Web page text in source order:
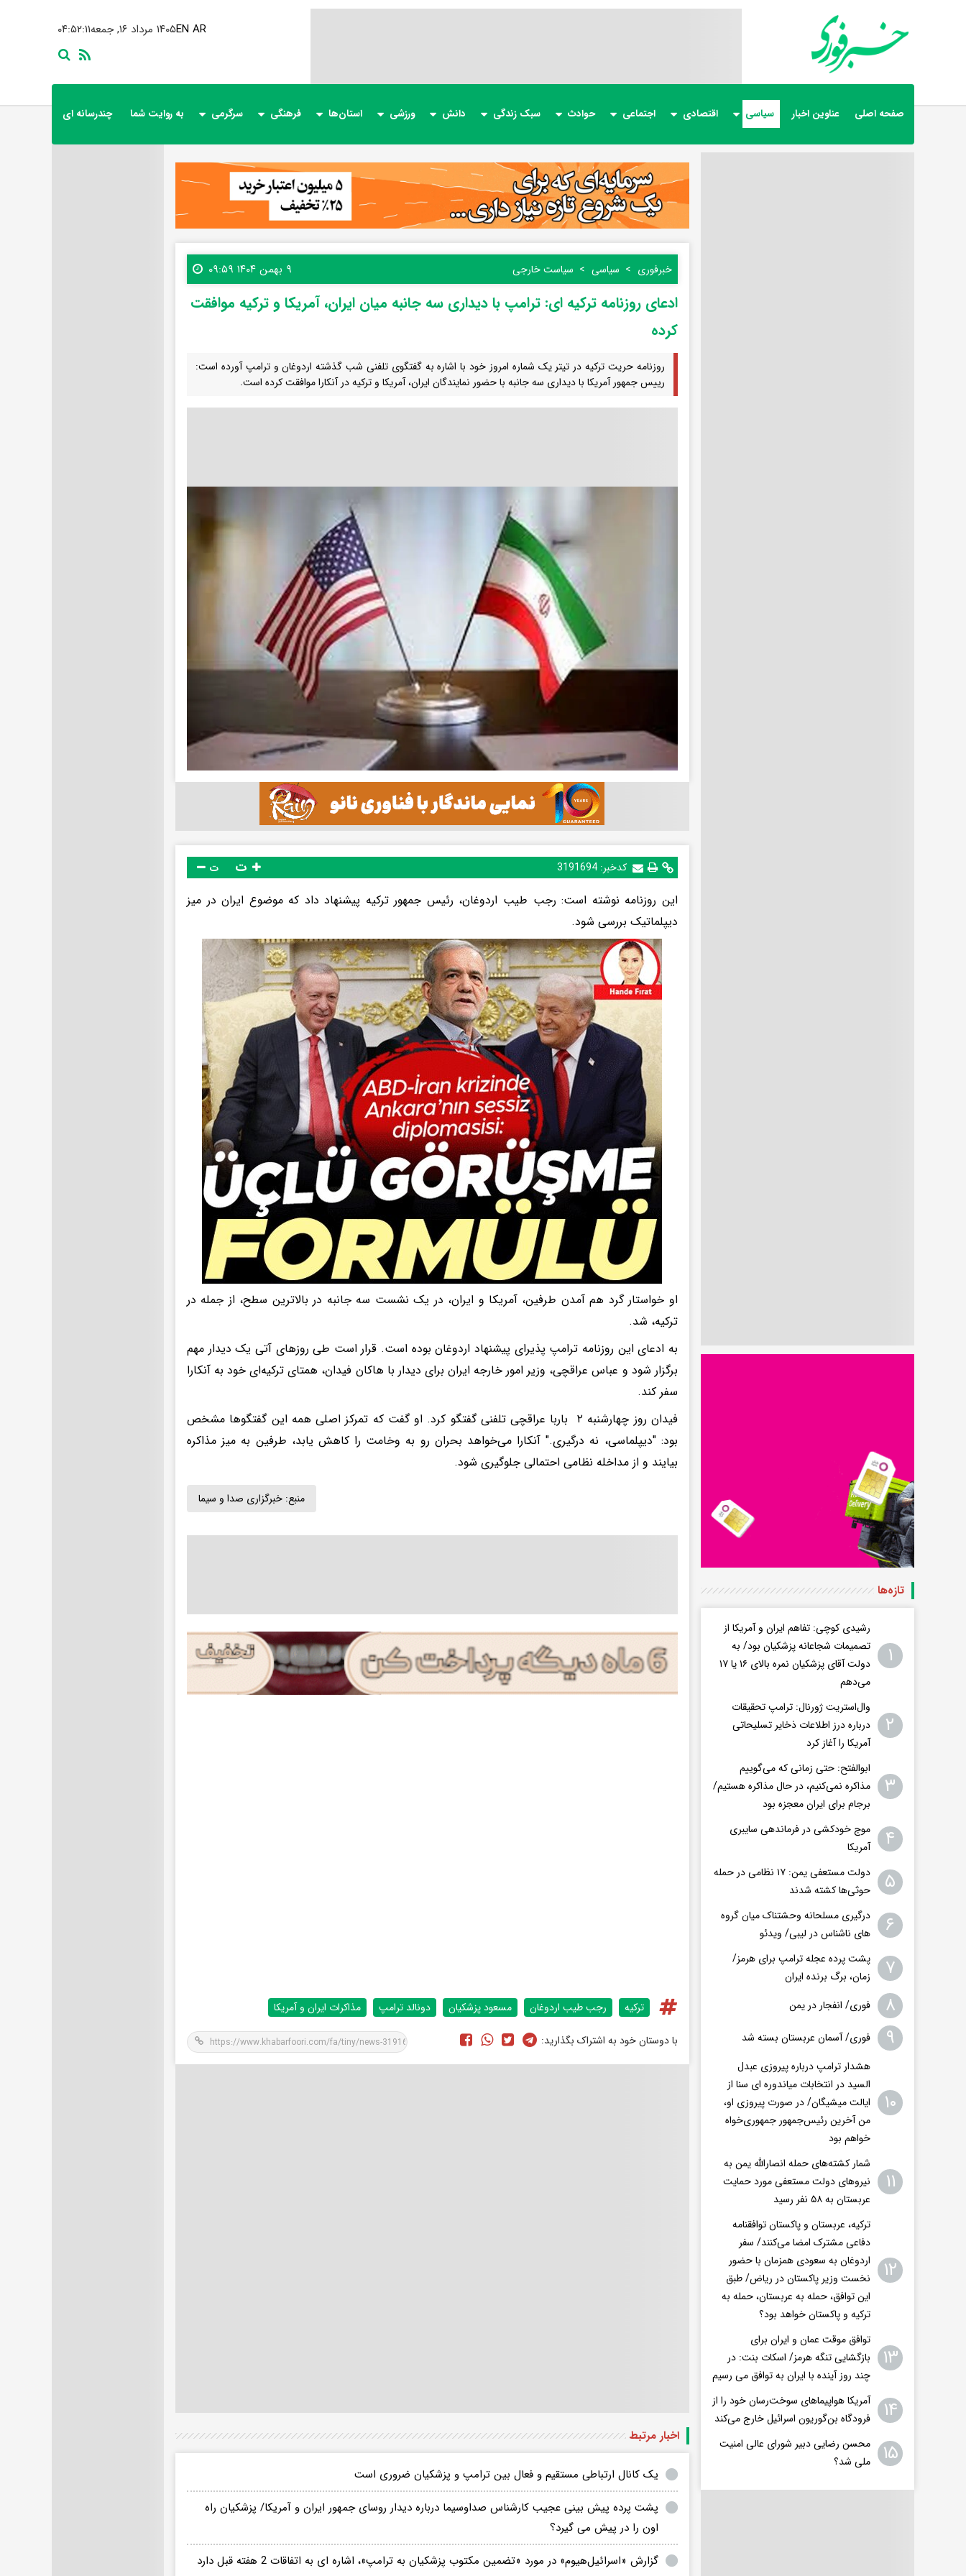
۰۴:۵۲:۱۲ ۱۴۰۵ مرداد ۱۶, جمعهEN AR
صفحه اصلی عناوین اخبار سیاسی اقتصادی اجتماعی حوادث سبک زندگی دانش ورزشی استان‌ها فرهنگی سرگرمی به روایت شما چندرسانه ای
خبرفوری سیاسی سیاست خارجی ۹ بهمن ۱۴۰۴ ۰۹:۵۹
ادعای روزنامه ترکیه ای: ترامپ با دیداری سه جانبه میان ایران، آمریکا و ترکیه موافقت
کرده
روزنامه حریت ترکیه در تیتر یک شماره امروز خود با اشاره به گفتگوی تلفنی شب گذشته اردوغان و ترامپ آورده است:
رییس جمهور آمریکا با دیداری سه جانبه با حضور نمایندگان ایران، آمریکا و ترکیه در آنکارا موافقت کرده است.
کدخبر:3191694 ت
این روزنامه نوشته است: رجب طیب اردوغان، رئیس جمهور ترکیه پیشنهاد داد که موضوع ایران در میز
دیپلماتیک بررسی شود.
او خواستار گرد هم آمدن طرفین، آمریکا و ایران، در یک نشست سه جانبه در بالاترین سطح، از جمله در
ترکیه، شد.
به ادعای این روزنامه ترامپ پذیرای پیشنهاد اردوغان بوده است. قرار است طی روزهای آتی یک دیدار مهم
برگزار شود و عباس عراقچی، وزیر امور خارجه ایران برای دیدار با هاکان فیدان، همتای ترکیه‌ای خود به آنکارا
سفر کند.
فیدان روز چهارشنبه ۲ باربا عراقچی تلفنی گفتگو کرد. او گفت که تمرکز اصلی همه این گفتگوها مشخص
بود: "دیپلماسی، نه درگیری." آنکارا می‌خواهد بحران رو به وخامت را کاهش یابد، طرفین به میز مذاکره
بیایند و از مداخله نظامی احتمالی جلوگیری شود.
منبع: خبرگزاری صدا و سیما
ترکیه رجب طیب اردوغان مسعود پزشکیان دونالد ترامپ مذاکرات ایران و آمریکا
با دوستان خود به اشتراک بگذارید:
اخبار مرتبط
یک کانال ارتباطی مستقیم و فعال بین ترامپ و پزشکیان ضروری است
پشت پرده پیش بینی عجیب کارشناس صداوسیما درباره دیدار روسای جمهور ایران و آمریکا/ پزشکیان راه
اون را در پیش می گیرد؟
گزارش «اسرائیل‌هیوم» در مورد «تضمین مکتوب پزشکیان به ترامپ»، اشاره ای به اتفاقات 2 هفته قبل دارد
تازه‌ها
۱
رشیدی کوچی: تفاهم ایران و آمریکا از
تصمیمات شجاعانه پزشکیان بود/ به
دولت آقای پزشکیان نمره بالای ۱۶ یا ۱۷
می‌دهم
۲
وال‌استریت ژورنال: ترامپ تحقیقات
درباره درز اطلاعات ذخایر تسلیحاتی
آمریکا را آغاز کرد
۳
ابوالفتح: حتی زمانی که می‌گوییم
مذاکره نمی‌کنیم، در حال مذاکره هستیم/
برجام برای ایران معجزه بود
۴
موج خودکشی در فرماندهی سایبری
آمریکا
۵
دولت مستعفی یمن: ۱۷ نظامی در حمله
حوثی‌ها کشته شدند
۶
درگیری مسلحانه وحشتناک میان گروه
های ناشناس در لیبی/ ویدئو
۷
پشت پرده عجله ترامپ برای هرمز/
زمان، برگ برنده ایران
۸ فوری/ انفجار در یمن
۹ فوری/ آسمان عربستان بسته شد
۱۰
هشدار ترامپ درباره پیروزی عبدل
السید در انتخابات میاندوره ای سنا از
ایالت میشیگان/ در صورت پیروزی او،
من آخرین رئیس‌جمهور جمهوری‌‍‌خواه
خواهم بود
۱۱
شمار کشته‌های حمله انصارالله یمن به
نیروهای دولت مستعفی مورد حمایت
عربستان به ۵۸ نفر رسید
۱۲
ترکیه، عربستان و پاکستان توافقنامه
دفاعی مشترک امضا می‌کنند/ سفر
اردوغان به سعودی همزمان با حضور
نخست وزیر پاکستان در ریاض/ طبق
این توافق، حمله به عربستان، حمله به
ترکیه و پاکستان خواهد بود؟
۱۳
توافق موقت عمان و ایران برای
بازگشایی تنگه هرمز/ اسکات بنت: در
چند روز آینده با ایران به توافق می رسیم
۱۴
آمریکا هواپیماهای سوخت‌رسان خود را از
فرودگاه بن‌گوریون اسرائیل خارج می‌کند
۱۵
محسن رضایی دبیر شورای عالی امنیت
ملی شد؟